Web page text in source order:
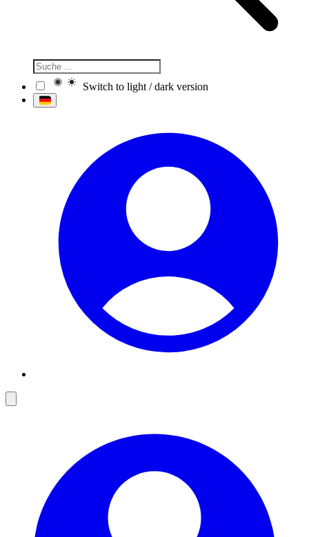
Switch to light / dark version